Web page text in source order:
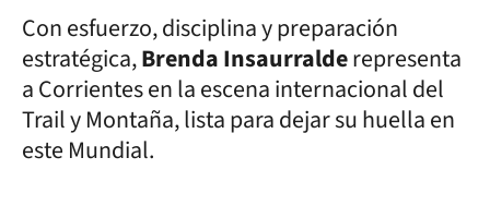
Con esfuerzo, disciplina y preparación
estratégica,Brenda Insaurralderepresenta
a Corrientes en la escena internacional del
Trail y Montaña, lista para dejar su huella en
este Mundial.